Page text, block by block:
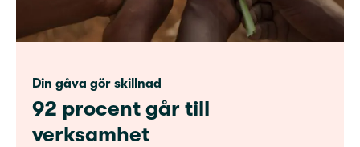
Din gåva gör skillnad
92 procent går till
verksamhet